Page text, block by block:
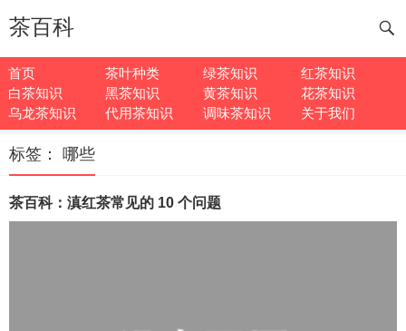
茶百科
首页 茶叶种类 绿茶知识
红茶知识
白茶知识
黑茶知识 黄茶知识
花茶知识
乌龙茶知识
代用茶知识 调味茶知识 关于我们
标签： 哪些
茶百科：滇红茶常见的 10 个问题